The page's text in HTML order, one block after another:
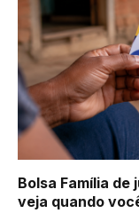
Bolsa Família
veja quando